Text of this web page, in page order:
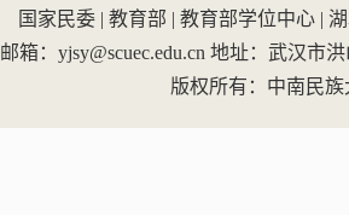
国家民委 | 教育部 | 教育部学位中心 |
邮箱：yjsy@scuec.edu.cn 地址：武汉市洪
版权所有：中南民